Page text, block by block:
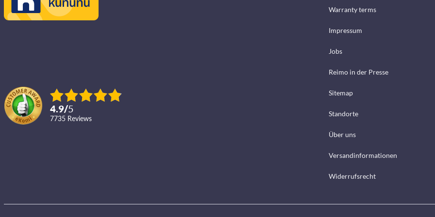
4.9/5
7735 reviews
Warranty terms
Impressum
Jobs
Reimo in der Presse
Sitemap
Standorte
Über uns
Versandinformationen
Widerrufsrecht